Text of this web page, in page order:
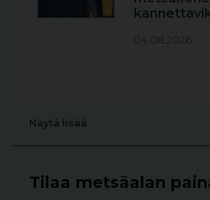
04.08.2026
Näytä lisää
Tilaa metsäalan